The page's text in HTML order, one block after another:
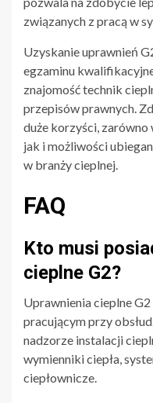
związanych z pracą w
Uzyskanie uprawnień
egzaminu
znajomość technik
przepisów prawnych.
duże korzyści,
jak i możliwości
w branży cieplnej.
FAQ
Kto musi
cieplne G2?
Uprawnienia cieplne
pracującym przy
nadzorze instalacji
wymienniki ciepła,
ciepłownicze.